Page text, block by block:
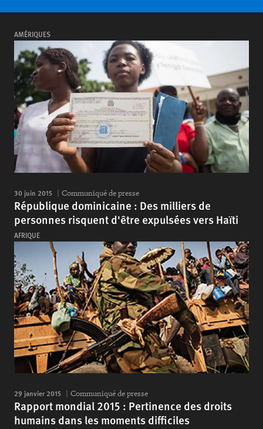
AMÉRIQUES
30 juin 2015 Communiqué de presse
République dominicaine : Des milliers de
personnes risquent d'être expulsées vers Haïti
AFRIQUE
29 janvier 2015 Communiqué de presse
Rapport mondial 2015 : Pertinence des droits
humains dans les moments difficiles